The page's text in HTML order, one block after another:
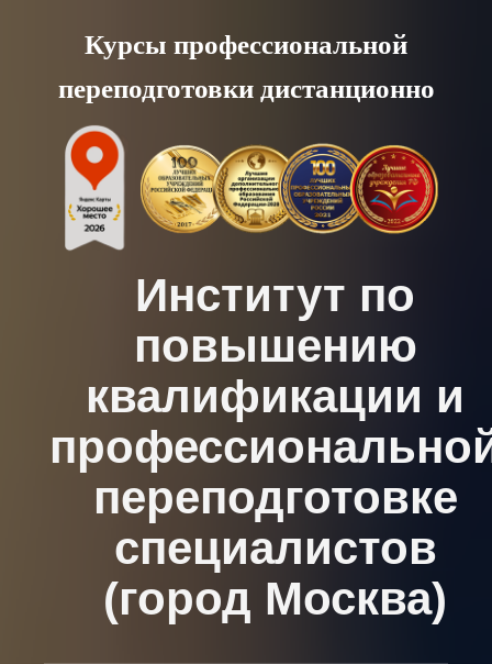
content
Курсы профессиональной
переподготовки дистанционно
Институт по
повышению
квалификации и
переподготовке
специалистов
(город Москва)